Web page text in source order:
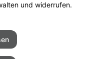
Impressum
und widerrufen.